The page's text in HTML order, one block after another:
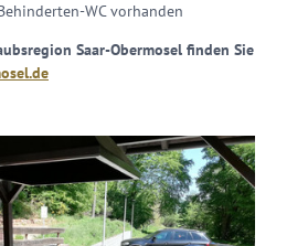
WC vorhanden
Saar-Obermosel finden Sie